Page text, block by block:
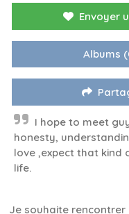
Envoyer
Albums
I hope to meet
honesty,
love ,expect that kind
life.
Je souhaite rencontrer